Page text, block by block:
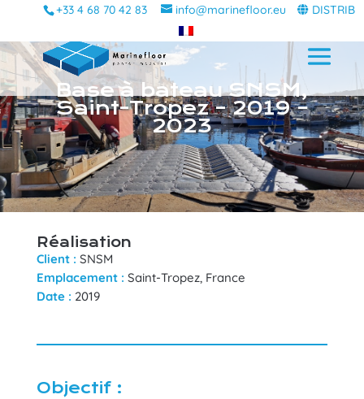
+33 4 68 70 42 83 info@marinefloor.eu DISTRIB
Base à bateau SNSM,
Saint-Tropez – 2019 –
2023
Réalisation
Client : SNSM
Emplacement : Saint-Tropez, France
Date : 2019
Objectif :